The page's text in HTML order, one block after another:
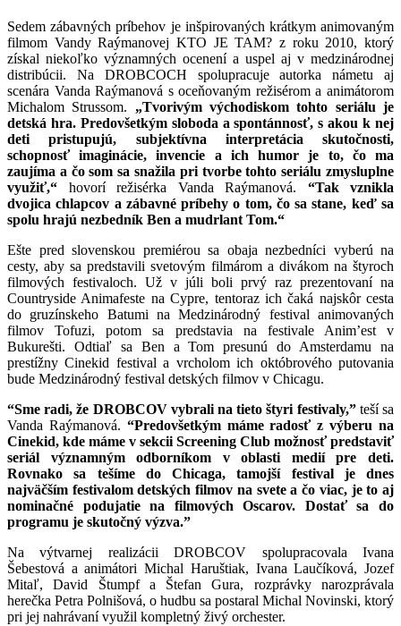
Sedem zábavných príbehov je inšpirovaných krátkym animovaným
filmom Vandy Raýmanovej KTO JE TAM? z roku 2010, ktorý
získal niekoľko významných ocenení a uspel aj v medzinárodnej
distribúcii. Na DROBCOCH spolupracuje autorka námetu aj
scenára Vanda Raýmanová s oceňovaným režisérom a animátorom
Michalom Strussom. „Tvorivým východiskom tohto seriálu je
detská hra. Predovšetkým sloboda a spontánnosť, s akou k nej
deti pristupujú, subjektívna interpretácia skutočnosti,
schopnosť imaginácie, invencie a ich humor je to, čo ma
zaujíma a čo som sa snažila pri tvorbe tohto seriálu zmysluplne
využiť,“ hovorí režisérka Vanda Raýmanová. “Tak vznikla
dvojica chlapcov a zábavné príbehy o tom, čo sa stane, keď sa
spolu hrajú nezbedník Ben a mudrlant Tom.“
Ešte pred slovenskou premiérou sa obaja nezbedníci vyberú na
cesty, aby sa predstavili svetovým filmárom a divákom na štyroch
filmových festivaloch. Už v júli boli prvý raz prezentovaní na
Countryside Animafeste na Cypre, tentoraz ich čaká najskôr cesta
do gruzínskeho Batumi na Medzinárodný festival animovaných
filmov Tofuzi, potom sa predstavia na festivale Anim’est v
Bukurešti. Odtiaľ sa Ben a Tom presunú do Amsterdamu na
prestížny Cinekid festival a vrcholom ich októbrového putovania
bude Medzinárodný festival detských filmov v Chicagu.
“Sme radi, že DROBCOVvybrali na tieto štyri festivaly,” teší sa
Vanda Raýmanová. “Predovšetkým máme radosť z výberu na
Cinekid, kde máme v sekcii Screening Club možnosť predstaviť
seriál významným odborníkom v oblasti medií pre deti.
Rovnako sa tešíme do Chicaga, tamojší festival je dnes
najväčším festivalom detských filmov na svete a čo viac, je to aj
nominačné podujatie na filmových Oscarov. Dostať sa do
programu je skutočný výzva.”
Na výtvarnej realizácii DROBCOV spolupracovala Ivana
Šebestová a animátori Michal Haruštiak, Ivana Laučíková, Jozef
Mitaľ, David Štumpf a Štefan Gura, rozprávky narozprávala
herečka Petra Polnišová, o hudbu sa postaral Michal Novinski, ktorý
pri jej nahrávaní využil kompletný živý orchester.